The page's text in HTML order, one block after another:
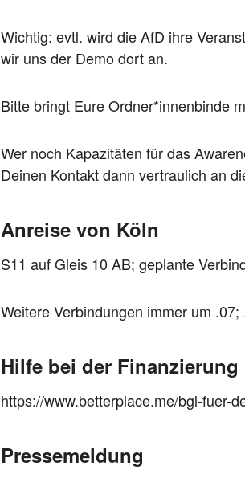
Wichtig: evtl. wird die AfD ihre
wir uns der Demo dort an.
Bitte bringt Eure Ordner*innenbinde
Wer noch Kapazitäten für das
Deinen Kontakt dann vertraulich an
Anreise von Köln
S11 auf Gleis 10 AB; geplante
Weitere Verbindungen immer um
Hilfe bei der Finanzierung
https://www.betterplace.me/bgl-fuer-
Pressemeldung